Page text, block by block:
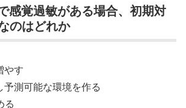
感覚過敏がある場合、初期対
のはどれか
やす
予測可能な環境を作る
る